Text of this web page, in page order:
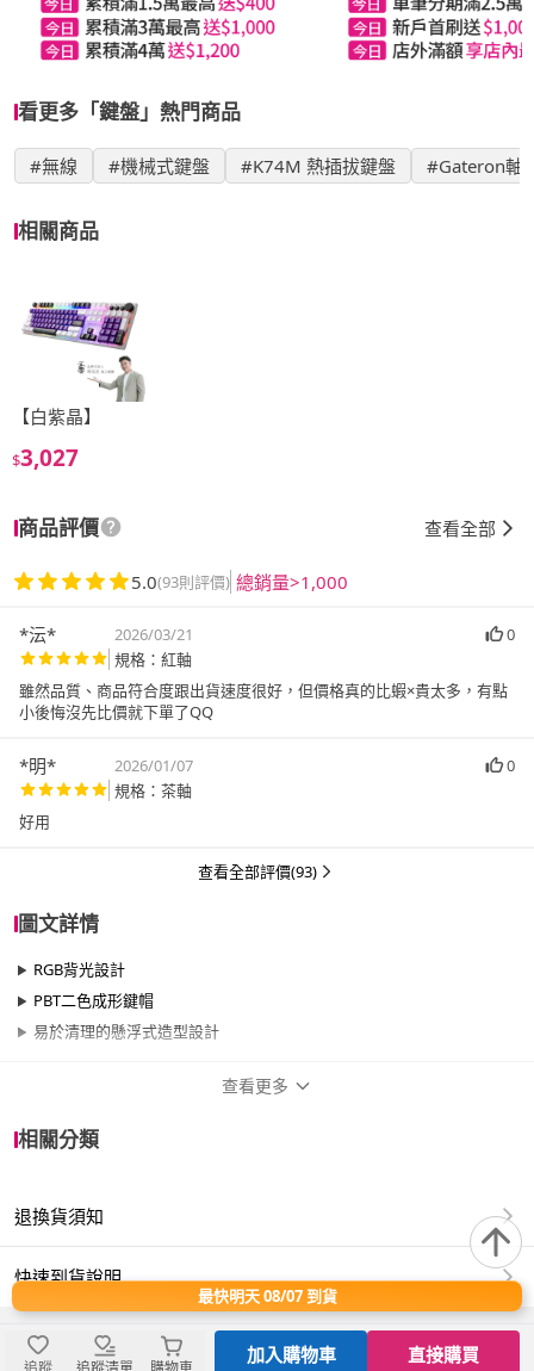
看更多「鍵盤」熱門商品
#無線 #機械式鍵盤 #K74M 熱插拔鍵盤 #Gateron軸
相關商品
【白紫晶】
$3,027
商品評價 查看全部
5.0(93則評價) 總銷量>1,000
*沄* 2026/03/21
0
規格：紅軸
雖然品質、商品符合度跟出貨速度很好，但價格真的比蝦×貴太多，有點
小後悔沒先比價就下單了QQ
*明* 2026/01/07
0
規格：茶軸
好用
查看全部評價(93)
圖文詳情
RGB背光設計
PBT二色成形鍵帽
易於清理的懸浮式造型設計
品牌名稱
類型
保固資訊
非人為因素1年保固
查看更多
相關分類
退換貨須知
快速到貨說明
最快明天 08/07 到貨
加入購物車 直接購買